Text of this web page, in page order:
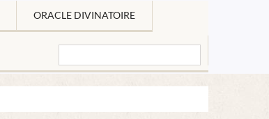
ORACLE DIVINATOIRE